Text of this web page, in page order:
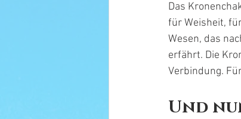
Das
für Weisheit,
Wesen, das
erfährt. Die
Verbindung.
Und